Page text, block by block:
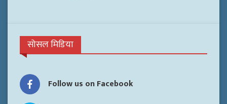
सोसल मिडिया
Follow us on Facebook